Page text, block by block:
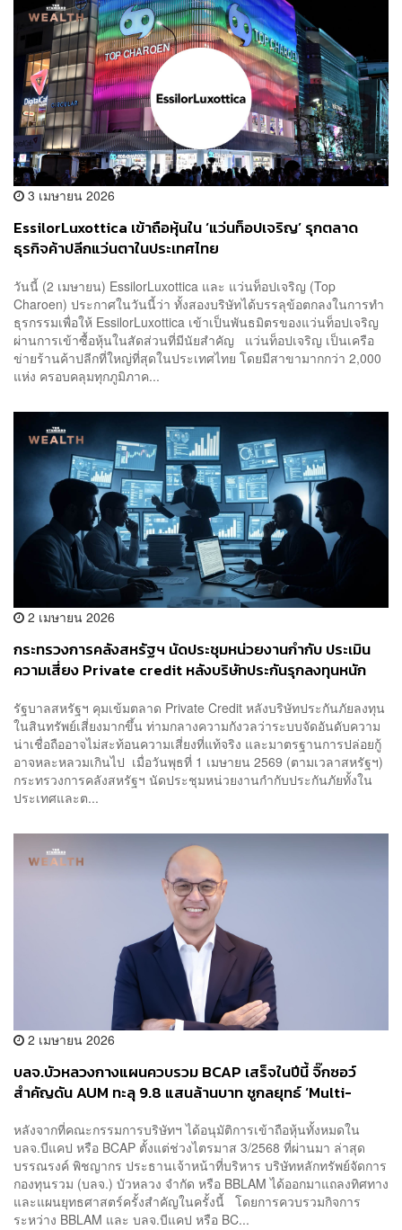
3 เมษายน 2026
EssilorLuxottica เข้าถือหุ้นใน ‘แว่นท็อปเจริญ’ รุกตลาด
ธุรกิจค้าปลีกแว่นตาในประเทศไทย
วันนี้ (2 เมษายน) EssilorLuxottica และ แว่นท็อปเจริญ (Top
Charoen) ประกาศในวันนี้ว่า ทั้งสองบริษัทได้บรรลุข้อตกลงในการทำ
ธุรกรรมเพื่อให้ EssilorLuxottica เข้าเป็นพันธมิตรของแว่นท็อปเจริญ
ผ่านการเข้าซื้อหุ้นในสัดส่วนที่มีนัยสำคัญ แว่นท็อปเจริญ เป็นเครือ
ข่ายร้านค้าปลีกที่ใหญ่ที่สุดในประเทศไทย โดยมีสาขามากกว่า 2,000
แห่ง ครอบคลุมทุกภูมิภาค...
2 เมษายน 2026
กระทรวงการคลังสหรัฐฯ นัดประชุมหน่วยงานกำกับ ประเมิน
ความเสี่ยง Private credit หลังบริษัทประกันรุกลงทุนหนัก
จริง
รัฐบาลสหรัฐฯ คุมเข้มตลาด Private Credit หลังบริษัทประกันภัยลงทุน
ในสินทรัพย์เสี่ยงมากขึ้น ท่ามกลางความกังวลว่าระบบจัดอันดับความ
น่าเชื่อถืออาจไม่สะท้อนความเสี่ยงที่แท้จริง และมาตรฐานการปล่อยกู้
อาจหละหลวมเกินไป​​​​​​​​​​​​​​​​ เมื่อวันพุธที่ 1 เมษายน 2569 (ตามเวลาสหรัฐฯ)
กระทรวงการคลังสหรัฐฯ นัดประชุมหน่วยงานกำกับประกันภัยทั้งใน
ประเทศและต...
2 เมษายน 2026
บลจ.บัวหลวงกางแผนควบรวม BCAP เสร็จในปีนี้ จิ๊กซอว์
สำคัญดัน AUM ทะลุ 9.8 แสนล้านบาท ชูกลยุทธ์ ‘Multi-
หลังจากที่คณะกรรมการบริษัทฯ ได้อนุมัติการเข้าถือหุ้นทั้งหมดใน
บลจ.บีแคป หรือ BCAP ตั้งแต่ช่วงไตรมาส 3/2568 ที่ผ่านมา ล่าสุด
บรรณรงค์ พิชญากร ประธานเจ้าหน้าที่บริหาร บริษัทหลักทรัพย์จัดการ
กองทุนรวม (บลจ.) บัวหลวง จำกัด หรือ BBLAM ได้ออกมาแถลงทิศทาง
และแผนยุทธศาสตร์ครั้งสำคัญในครั้งนี้ โดยการควบรวมกิจการ
ระหว่าง BBLAM และ บลจ.บีแคป หรือ BC...